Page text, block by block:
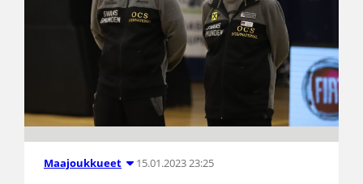
Maajoukkueet 15.01.2023 23:25